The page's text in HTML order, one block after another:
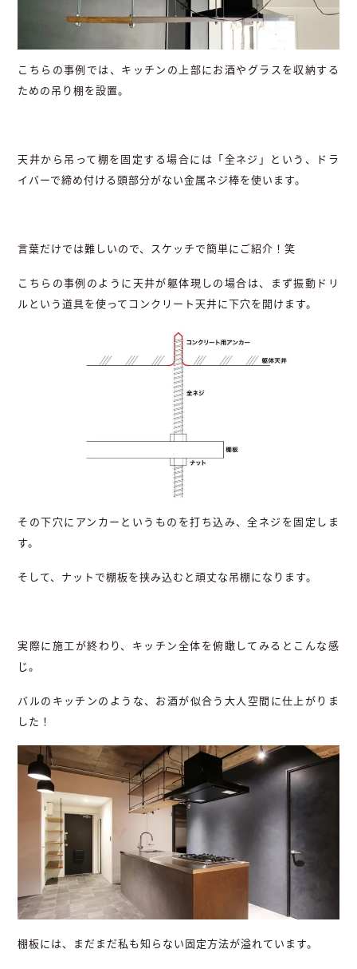
こちらの事例では、キッチンの上部にお酒やグラスを収納する
ための吊り棚を設置。
天井から吊って棚を固定する場合には「全ネジ」という、ドラ
イバーで締め付ける頭部分がない金属ネジ棒を使います。
言葉だけでは難しいので、スケッチで簡単にご紹介！笑
こちらの事例のように天井が躯体現しの場合は、まず振動ドリ
ルという道具を使ってコンクリート天井に下穴を開けます。
その下穴にアンカーというものを打ち込み、全ネジを固定しま
す。
そして、ナットで棚板を挟み込むと頑丈な吊棚になります。
実際に施工が終わり、キッチン全体を俯瞰してみるとこんな感
じ。
バルのキッチンのような、お酒が似合う大人空間に仕上がりま
した！
棚板には、まだまだ私も知らない固定方法が溢れています。